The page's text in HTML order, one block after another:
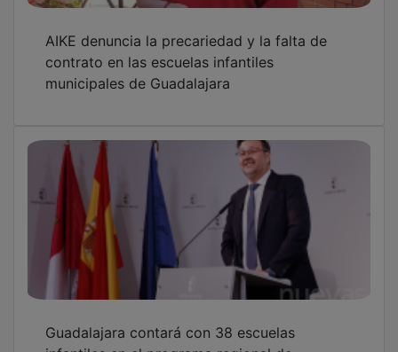
Los sindicatos sitúan en el 65% el
seguimiento de la huelga en las escuelas
infantiles en la región